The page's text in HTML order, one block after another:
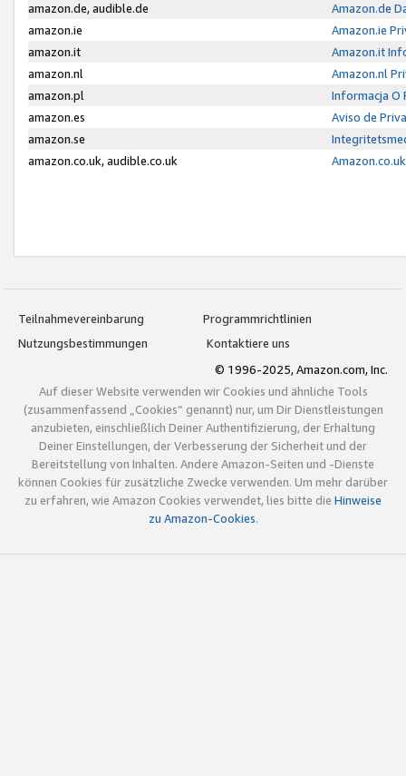
amazon.de, audible.de
Amazon.de
amazon.ie
Amazon.ie
amazon.it
Amazon.it
amazon.nl
Amazon.nl
amazon.pl
Informacja O
amazon.es
Aviso de
amazon.se
amazon.co.uk, audible.co.uk
Teilnahmevereinbarung
Programmrichtlinien
Nutzungsbestimmungen
Kontaktiere uns
© 1996-2025, Amazon.com, Inc.
Auf dieser Website verwenden wir Cookies und ähnliche Tools
(zusammenfassend „Cookies“ genannt) nur, um Dir Dienstleistungen
anzubieten, einschließlich Deiner Authentifizierung, der Erhaltung
Deiner Einstellungen, der Verbesserung der Sicherheit und der
Bereitstellung von Inhalten. Andere Amazon-Seiten und -Dienste
können Cookies für zusätzliche Zwecke verwenden. Um mehr darüber
zu erfahren, wie Amazon Cookies verwendet, lies bitte die Hinweise
zu Amazon-Cookies.